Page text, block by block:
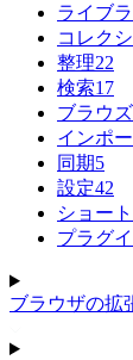
ライブラ
コレク
整理22
検索17
ブラウズ
インポ
同期5
設定42
ショー
プラグ
ブラウザの拡